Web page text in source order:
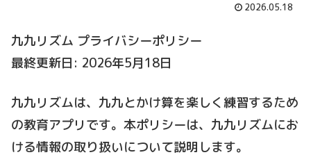
2026.05.18
九九リズム プライバシーポリシー
最終更新日: 2026年5月18日
九九リズムは、九九とかけ算を楽しく練習するため
の教育アプリです。本ポリシーは、九九リズムにお
ける情報の取り扱いについて説明します。